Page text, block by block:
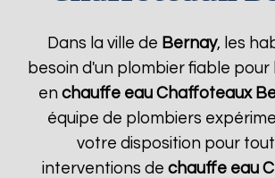
Dans la ville de Bernay, les
besoin d'un plombier fiable pour
en chauffe eau Chaffoteaux
équipe de plombiers
votre disposition pour
interventions de chauffe eau